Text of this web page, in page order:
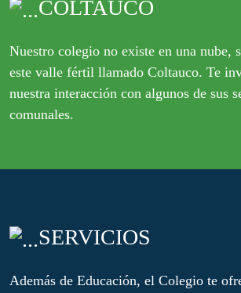
COLTAUCO
Nuestro colegio no existe en una nube,
este valle fértil llamado Coltauco. Te
nuestra interacción con algunos de sus
comunales.
SERVICIOS
Además de Educación, el Colegio te